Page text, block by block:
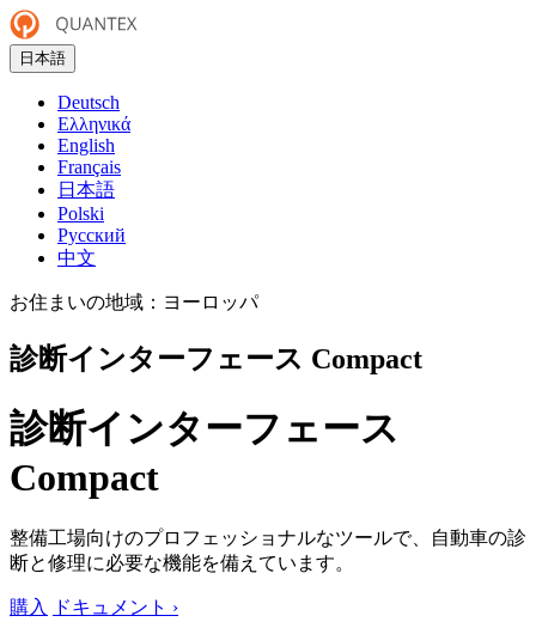
日本語
Deutsch
Ελληνικά
English
Français
日本語
Polski
Русский
中文
お住まいの地域： ヨーロッパ
診断インターフェース Compact
診断インターフェース
Compact
整備工場向けのプロフェッショナルなツールで、自動車の診
断と修理に必要な機能を備えています。
購入 ドキュメント ›